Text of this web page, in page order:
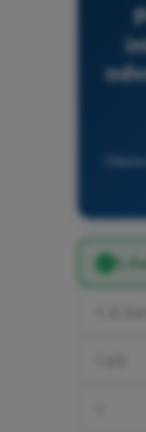
1, 2 a